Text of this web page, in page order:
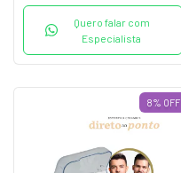
Quero falar com
Especialista
8% OFF